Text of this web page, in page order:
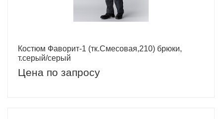
Костюм Фаворит-1 (тк.Смесовая,210) брюки,
т.серый/серый
Цена по запросу